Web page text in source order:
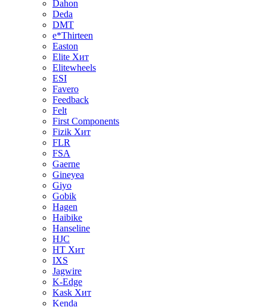
Dahon
Deda
DMT
e*Thirteen
Easton
Elite Хит
Elitewheels
ESI
Favero
Feedback
Felt
First Components
Fizik Хит
FLR
FSA
Gaerne
Gineyea
Giyo
Gobik
Hagen
Haibike
Hanseline
HJC
HT Хит
IXS
Jagwire
K-Edge
Kask Хит
Kenda